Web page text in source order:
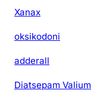
Xanax
oksikodoni
adderall
Diatsepam Valium